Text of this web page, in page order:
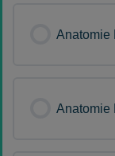
Anatomie
Anatomie